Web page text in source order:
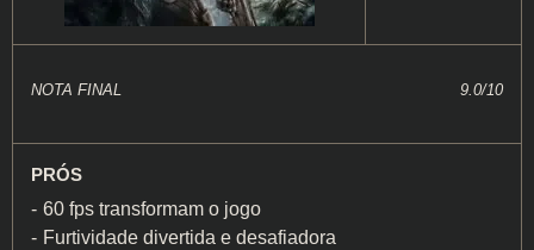
NOTA FINAL 9.0/10
PRÓS
60 fps transformam o jogo
Furtividade divertida e desafiadora